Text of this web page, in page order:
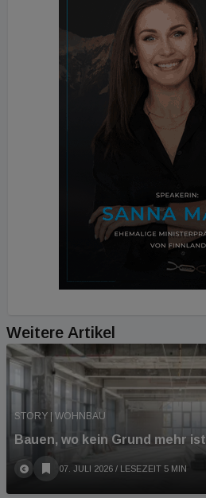
Weitere Artikel
STORY | WOHNBAU
Bauen, wo kein Grund mehr ist
07. JULI 2026 / LESEZEIT 5 MIN